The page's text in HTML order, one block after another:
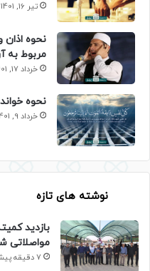
تیر 16, 1401
نحوه اذان
مربوط به
خرداد 17, 1401
نحوه
خرداد 9, 1401
نوشته های تازه
بازدید
مواصلاتی
7 دقیقه پیش